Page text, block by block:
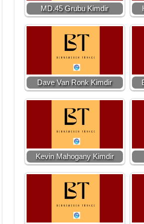
MD.45 Grubu Kimdir
Dave Van Ronk Kimdir
Kevin Mahogany Kimdir